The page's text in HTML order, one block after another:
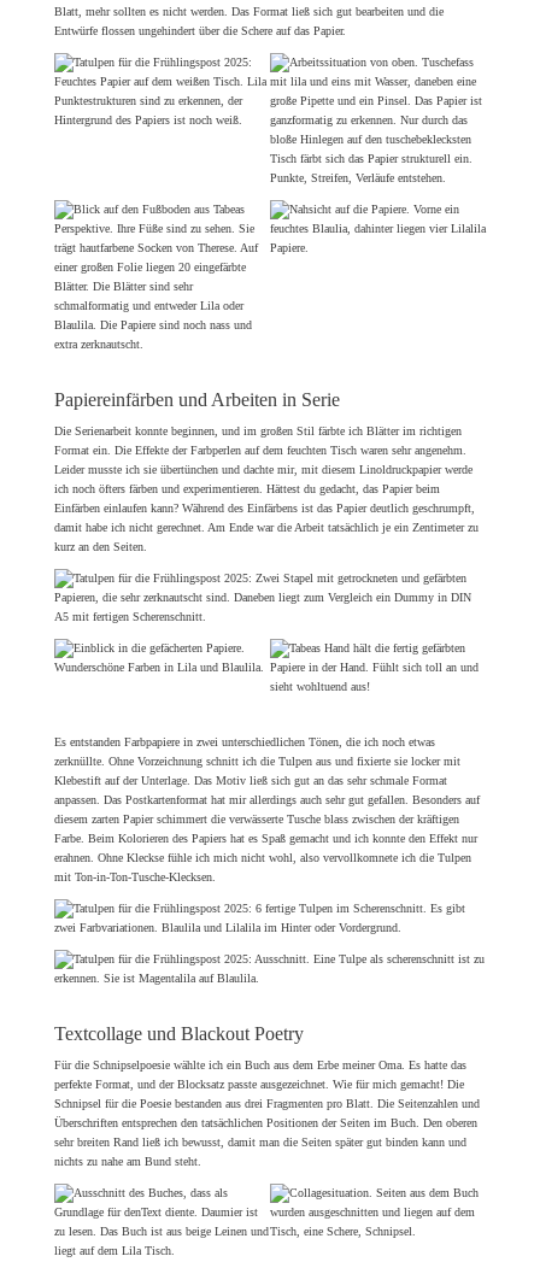
Blatt, mehr sollten es nicht werden. Das Format ließ sich gut bearbeiten und die
Entwürfe flossen ungehindert über die Schere auf das Papier.
Papiereinfärben und Arbeiten in Serie
Die Serienarbeit konnte beginnen, und im großen Stil färbte ich Blätter im richtigen
Format ein. Die Effekte der Farbperlen auf dem feuchten Tisch waren sehr angenehm.
Leider musste ich sie übertünchen und dachte mir, mit diesem Linoldruckpapier werde
ich noch öfters färben und experimentieren. Hättest du gedacht, das Papier beim
Einfärben einlaufen kann? Während des Einfärbens ist das Papier deutlich geschrumpft,
damit habe ich nicht gerechnet. Am Ende war die Arbeit tatsächlich je ein Zentimeter zu
kurz an den Seiten.
Es entstanden Farbpapiere in zwei unterschiedlichen Tönen, die ich noch etwas
zerknüllte. Ohne Vorzeichnung schnitt ich die Tulpen aus und fixierte sie locker mit
Klebestift auf der Unterlage. Das Motiv ließ sich gut an das sehr schmale Format
anpassen. Das Postkartenformat hat mir allerdings auch sehr gut gefallen. Besonders auf
diesem zarten Papier schimmert die verwässerte Tusche blass zwischen der kräftigen
Farbe. Beim Kolorieren des Papiers hat es Spaß gemacht und ich konnte den Effekt nur
erahnen. Ohne Kleckse fühle ich mich nicht wohl, also vervollkomnete ich die Tulpen
mit Ton-in-Ton-Tusche-Klecksen.
Textcollage und Blackout Poetry
Für die Schnipselpoesie wählte ich ein Buch aus dem Erbe meiner Oma. Es hatte das
perfekte Format, und der Blocksatz passte ausgezeichnet. Wie für mich gemacht! Die
Schnipsel für die Poesie bestanden aus drei Fragmenten pro Blatt. Die Seitenzahlen und
Überschriften entsprechen den tatsächlichen Positionen der Seiten im Buch. Den oberen
sehr breiten Rand ließ ich bewusst, damit man die Seiten später gut binden kann und
nichts zu nahe am Bund steht.